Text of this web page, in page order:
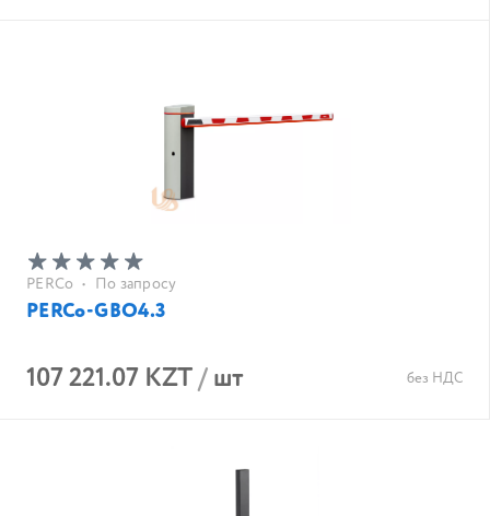
PERCo • По запросу
PERCo-GBO4.3
107 221.07 KZT/шт без НДС